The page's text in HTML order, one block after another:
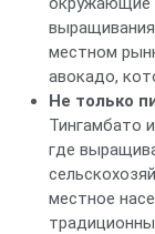
местном
авокадо,
Не только
Тингамбато
где
местное